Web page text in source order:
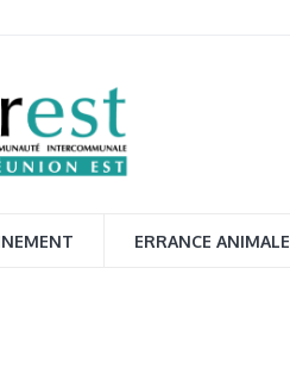
ERRANCE ANIMALE